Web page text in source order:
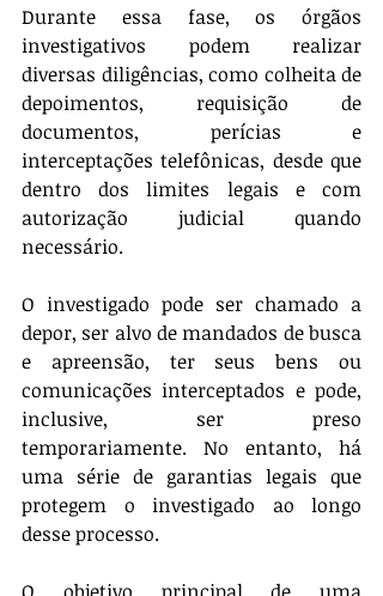
Durante essa fase, os órgãos
investigativos podem realizar
diversas diligências, como colheita de
depoimentos, requisição de
documentos, perícias e
interceptações telefônicas, desde que
dentro dos limites legais e com
autorização judicial quando
necessário.
O investigado pode ser chamado a
depor, ser alvo de mandados de busca
e apreensão, ter seus bens ou
comunicações interceptados e pode,
inclusive, ser preso
temporariamente. No entanto, há
uma série de garantias legais que
protegem o investigado ao longo
desse processo.